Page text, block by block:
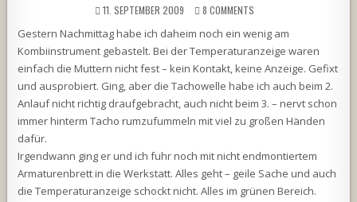
11. SEPTEMBER 2009 8 COMMENTS
Gestern Nachmittag habe ich daheim noch ein wenig am
Kombiinstrument gebastelt. Bei der Temperaturanzeige waren
einfach die Muttern nicht fest – kein Kontakt, keine Anzeige. Gefixt
und ausprobiert. Ging, aber die Tachowelle habe ich auch beim 2.
Anlauf nicht richtig draufgebracht, auch nicht beim 3. – nervt schon
immer hinterm Tacho rumzufummeln mit viel zu großen Händen
dafür.
Irgendwann ging er und ich fuhr noch mit nicht endmontiertem
Armaturenbrett in die Werkstatt. Alles geht – geile Sache und auch
die Temperaturanzeige schockt nicht. Alles im grünen Bereich.